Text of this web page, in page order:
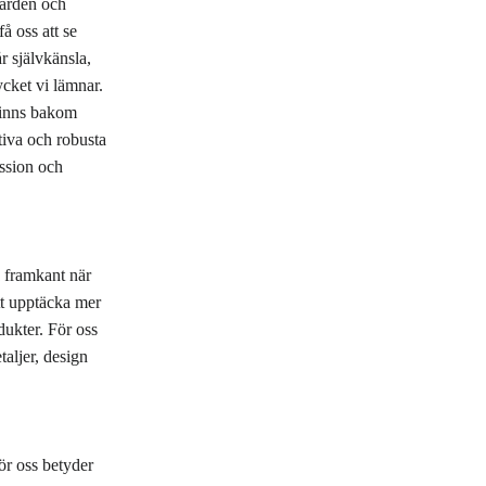
och
oss att se
självkänsla,
vi lämnar.
bakom
och robusta
och
när
upptäcka mer
För oss
design
oss betyder